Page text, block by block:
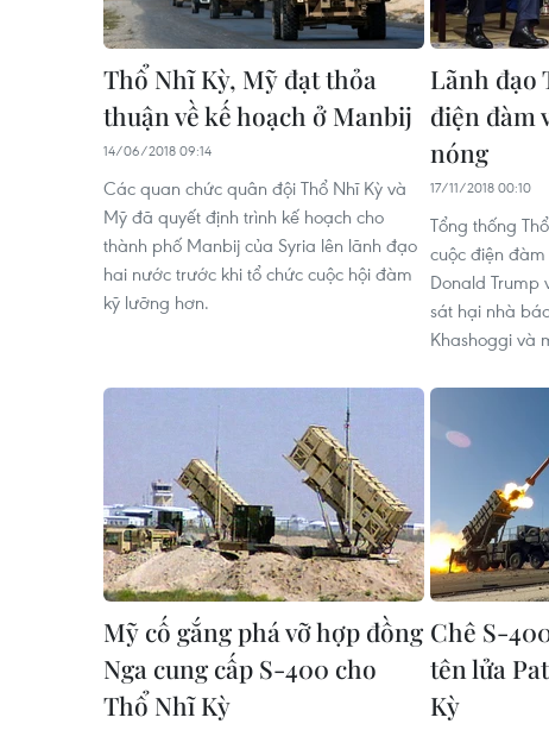
Thổ Nhĩ Kỳ, Mỹ đạt thỏa
thuận về kế hoạch ở Manbij
14/06/2018 09:14
Các quan chức quân đội Thổ Nhĩ Kỳ và
Mỹ đã quyết định trình kế hoạch cho
thành phố Manbij của Syria lên lãnh đạo
hai nước trước khi tổ chức cuộc hội đàm
kỹ lưỡng hơn.
Lãnh đạo
điện đàm
nóng
17/11/2018 00:10
Tổng thống
cuộc điện
Donald Trump
sát hại nhà
Khashoggi và
Mỹ cố gắng phá vỡ hợp đồng
Nga cung cấp S-400 cho
Thổ Nhĩ Kỳ
Chê S-
tên lửa
Kỳ